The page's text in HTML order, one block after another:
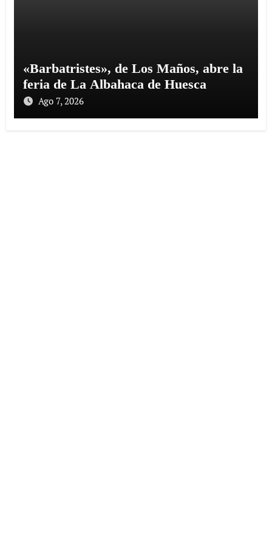
«Barbatristes», de Los Maños, abre la
feria de La Albahaca de Huesca
Ago 7, 2026